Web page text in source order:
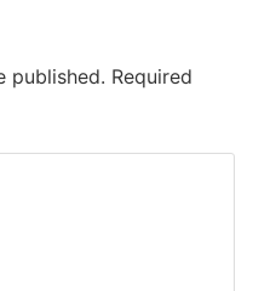
published. Required